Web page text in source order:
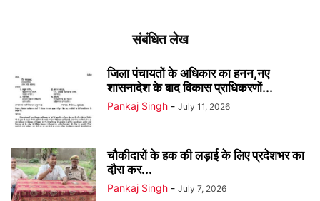
संबंधित लेख
जिला पंचायतों के अधिकार का हनन,नए
शासनादेश के बाद विकास प्राधिकरणों...
Pankaj Singh - July 11, 2026
चौकीदारों के हक की लड़ाई के लिए प्रदेशभर का
दौरा कर...
Pankaj Singh - July 7, 2026